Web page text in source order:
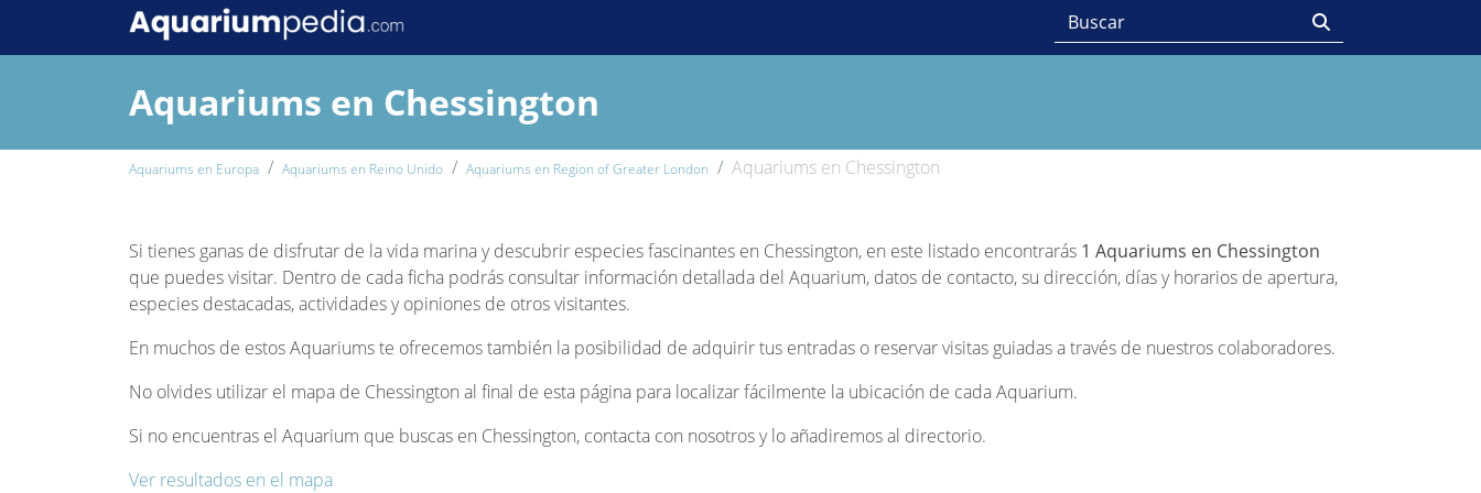
Aquariums en Chessington
Aquariums en Europa Aquariums en Reino Unido Aquariums en Region of Greater London Aquariums en Chessington
Si tienes ganas de disfrutar de la vida marina y descubrir especies fascinantes en Chessington, en este listado encontrarás 1 Aquariums en Chessington
que puedes visitar. Dentro de cada ficha podrás consultar información detallada del Aquarium, datos de contacto, su dirección, días y horarios de apertura,
especies destacadas, actividades y opiniones de otros visitantes.
En muchos de estos Aquariums te ofrecemos también la posibilidad de adquirir tus entradas o reservar visitas guiadas a través de nuestros colaboradores.
No olvides utilizar el mapa de Chessington al final de esta página para localizar fácilmente la ubicación de cada Aquarium.
Si no encuentras el Aquarium que buscas en Chessington, contacta con nosotros y lo añadiremos al directorio.
Ver resultados en el mapa